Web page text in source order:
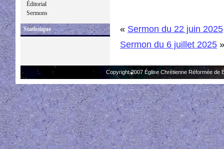
Éditorial
Sermons
Statistique « Sermon du 22 juin 2025
Sermon du 6 juillet 2025 »
Copyright 2007 Église Chrétienne Réformée de